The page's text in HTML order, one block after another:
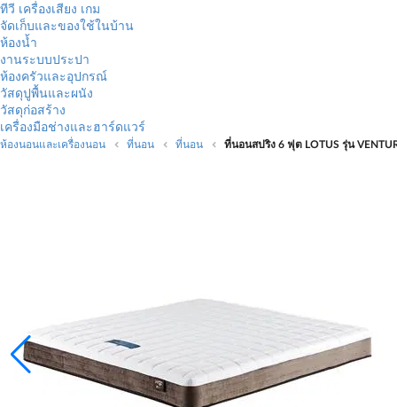
ทีวี เครื่องเสียง เกม
จัดเก็บและของใช้ในบ้าน
ห้องน้ำ
งานระบบประปา
ห้องครัวและอุปกรณ์
วัสดุปูพื้นและผนัง
วัสดุก่อสร้าง
เครื่องมือช่างและฮาร์ดแวร์
ห้องนอนและเครื่องนอน ที่นอน ที่นอน ที่นอนสปริง 6 ฟุต LOTUS รุ่น